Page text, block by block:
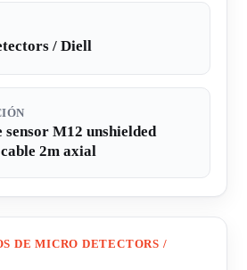
/ Diell
M12 unshielded
2m axial
DE MICRO DETECTORS /